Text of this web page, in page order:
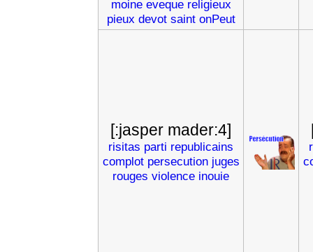
moine eveque religieux
pieux devot saint onPeut
[:jasper mader:4]
risitas parti republicains
complot persecution juges
rouges violence inouie